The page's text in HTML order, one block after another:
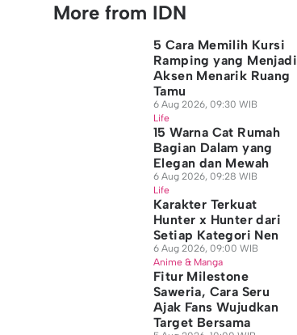
More from IDN
5 Cara Memilih Kursi
Ramping yang Menjadi
Aksen Menarik Ruang
Tamu
6 Aug 2026, 09:30 WIB
Life
15 Warna Cat Rumah
Bagian Dalam yang
Elegan dan Mewah
6 Aug 2026, 09:28 WIB
Life
Karakter Terkuat
Hunter x Hunter dari
Setiap Kategori Nen
6 Aug 2026, 09:00 WIB
Anime & Manga
Fitur Milestone
Saweria, Cara Seru
Ajak Fans Wujudkan
Target Bersama